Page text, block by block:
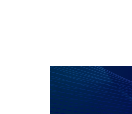
CAPA SOBRE
NOTÍCIAS
PORTAL
PARA AVALIADORES